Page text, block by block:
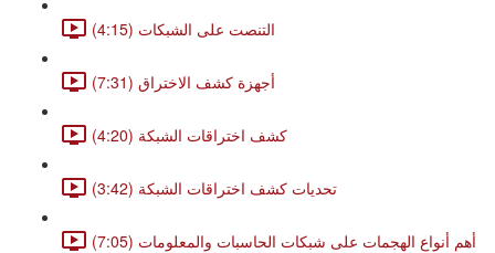
التنصت على الشبكات (4:15)
أجهزة كشف الاختراق (7:31)
كشف اختراقات الشبكة (4:20)
تحديات كشف اختراقات الشبكة (3:42)
أهم أنواع الهجمات على شبكات الحاسبات والمعلومات (7:05)